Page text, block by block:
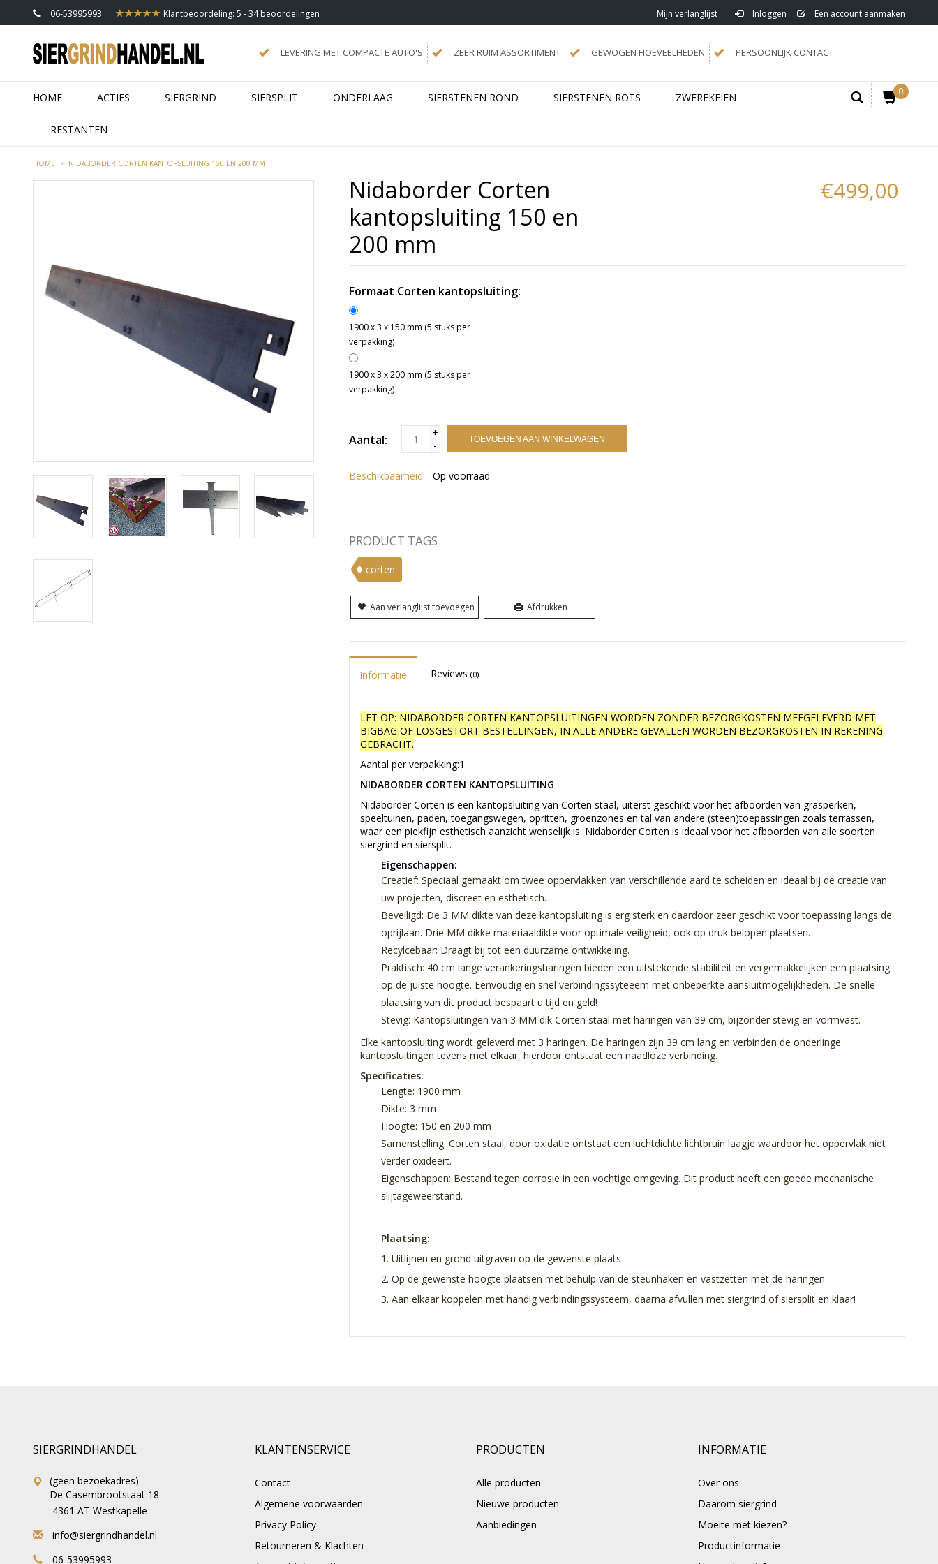
06-53995993 Klantbeoordeling: 5 - 34 beoordelingen Mijn verlanglijst Inloggen Een account aanmaken
LEVERING MET COMPACTE AUTO'S ZEER RUIM ASSORTIMENT GEWOGEN HOEVEELHEDEN PERSOONLIJK CONTACT
HOME ACTIES SIERGRIND SIERSPLIT ONDERLAAG SIERSTENEN ROND SIERSTENEN ROTS ZWERFKEIEN
RESTANTEN
0
HOME NIDABORDER CORTEN KANTOPSLUITING 150 EN 200 MM
Nidaborder Corten
kantopsluiting 150 en
200 mm
€499,00
Formaat Corten kantopsluiting:
1900 x 3 x 150 mm (5 stuks per
verpakking)
1900 x 3 x 200 mm (5 stuks per
verpakking)
Aantal:
+
-
TOEVOEGEN AAN WINKELWAGEN
Beschikbaarheid: Op voorraad
PRODUCT TAGS
corten
Aan verlanglijst toevoegen Afdrukken
Informatie Reviews(0)
LET OP: NIDABORDER CORTEN KANTOPSLUITINGEN WORDEN ZONDER BEZORGKOSTEN MEEGELEVERD MET
BIGBAG OF LOSGESTORT BESTELLINGEN, IN ALLE ANDERE GEVALLEN WORDEN BEZORGKOSTEN IN REKENING
GEBRACHT.
Aantal per verpakking:1
NIDABORDER CORTEN KANTOPSLUITING
Nidaborder Corten is een kantopsluiting van Corten staal, uiterst geschikt voor het afboorden van grasperken,
speeltuinen, paden, toegangswegen, opritten, groenzones en tal van andere (steen)toepassingen zoals terrassen,
waar een piekfijn esthetisch aanzicht wenselijk is. Nidaborder Corten is ideaal voor het afboorden van alle soorten
siergrind en siersplit.
Eigenschappen:
Creatief: Speciaal gemaakt om twee oppervlakken van verschillende aard te scheiden en ideaal bij de creatie van
uw projecten, discreet en esthetisch.
Beveiligd: De 3 MM dikte van deze kantopsluiting is erg sterk en daardoor zeer geschikt voor toepassing langs de
oprijlaan. Drie MM dikke materiaaldikte voor optimale veiligheid, ook op druk belopen plaatsen.
Recylcebaar: Draagt bij tot een duurzame ontwikkeling.
Praktisch: 40 cm lange verankeringsharingen bieden een uitstekende stabiliteit en vergemakkelijken een plaatsing
op de juiste hoogte. Eenvoudig en snel verbindingssyteeem met onbeperkte aansluitmogelijkheden. De snelle
plaatsing van dit product bespaart u tijd en geld!
Stevig: Kantopsluitingen van 3 MM dik Corten staal met haringen van 39 cm, bijzonder stevig en vormvast.
Elke kantopsluiting wordt geleverd met 3 haringen. De haringen zijn 39 cm lang en verbinden de onderlinge
kantopsluitingen tevens met elkaar, hierdoor ontstaat een naadloze verbinding.
Specificaties:
Lengte: 1900 mm
Dikte: 3 mm
Hoogte: 150 en 200 mm
Samenstelling: Corten staal, door oxidatie ontstaat een luchtdichte lichtbruin laagje waardoor het oppervlak niet
verder oxideert.
Eigenschappen: Bestand tegen corrosie in een vochtige omgeving. Dit product heeft een goede mechanische
slijtageweerstand.
Plaatsing:
1. Uitlijnen en grond uitgraven op de gewenste plaats
2. Op de gewenste hoogte plaatsen met behulp van de steunhaken en vastzetten met de haringen
3. Aan elkaar koppelen met handig verbindingssysteem, daarna afvullen met siergrind of siersplit en klaar!
SIERGRINDHANDEL
(geen bezoekadres)
De Casembrootstaat 18
4361 AT Westkapelle
info@siergrindhandel.nl
06-53995993
KLANTENSERVICE
Contact
Algemene voorwaarden
Privacy Policy
Retourneren & Klachten
PRODUCTEN
Alle producten
Nieuwe producten
Aanbiedingen
INFORMATIE
Over ons
Daarom siergrind
Moeite met kiezen?
Productinformatie